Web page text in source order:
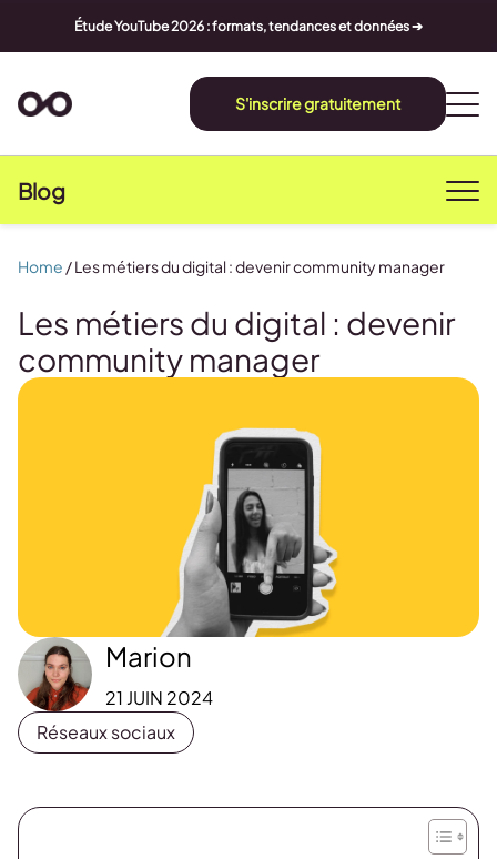
Étude YouTube 2026 : formats, tendances et données ➔
S'inscrire gratuitement
Blog
Les métiers du digital : devenir
community manager
Marion
21 JUIN 2024
Réseaux sociaux
Home /Les métiers du digital : devenir community manager